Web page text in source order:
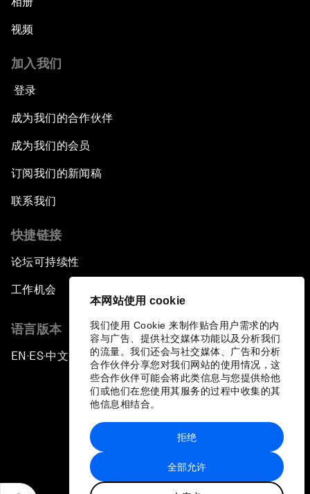
本网站使用 cookie
我们使用 Cookie 来制作贴合用户需求的内
容与广告、提供社交媒体功能以及分析我们
的流量。我们还会与社交媒体、广告和分析
合作伙伴分享您对我们网站的使用情况，这
些合作伙伴可能会将此类信息与您提供给他
们或他们在您使用其服务的过程中收集的其
他信息相结合。
全部允许
拒绝
视频
加入我们
登录
成为我们的合作伙伴
成为我们的会员
订阅我们的新闻稿
联系我们
快捷链接
论坛可持续性
工作机会
语言版本
EN ▪ ES▪中文▪ 日本語
站点地图